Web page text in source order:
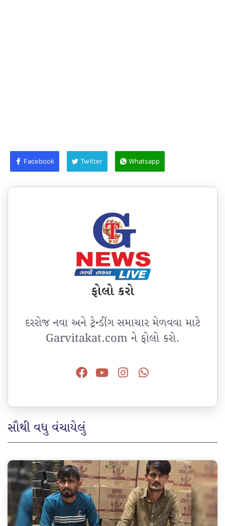
Facebook Twitter Whatsapp
ફોલો કરો
દરરોજ નવા અને ટ્રેન્ડીંગ સમાચાર મેળવવા માટે
Garvitakat.com ને ફોલો કરો.
સૌથી વધુ વંચાયેલું